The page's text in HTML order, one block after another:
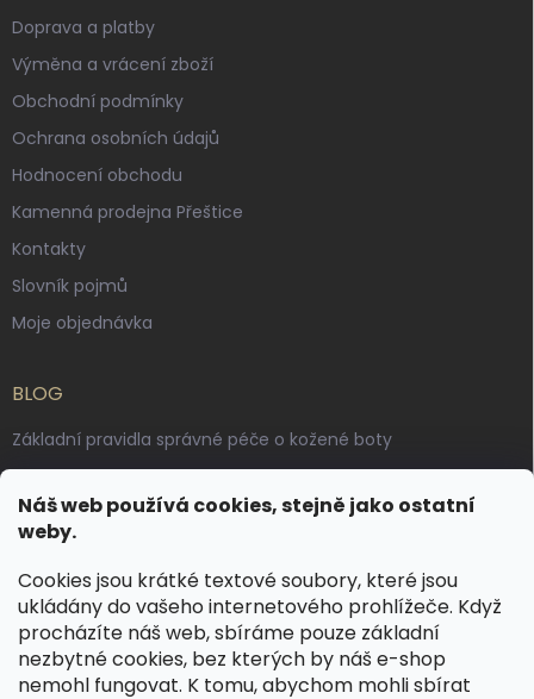
Náš web používá cookies, stejně jako ostatní
weby.
Cookies jsou krátké textové soubory, které jsou
ukládány do vašeho internetového prohlížeče. Když
procházíte náš web, sbíráme pouze základní
nezbytné cookies, bez kterých by náš e-shop
nemohl fungovat. K tomu, abychom mohli sbírat
Doprava a platby
Výměna a vrácení zboží
Obchodní podmínky
Ochrana osobních údajů
Hodnocení obchodu
Kamenná prodejna Přeštice
Kontakty
Slovník pojmů
Moje objednávka
BLOG
Základní pravidla správné péče o kožené boty
Výroba českých kožených opasků: vůně pravé kůže, dotek
řemesla
KONTAKT
dotazy@spongr.cz